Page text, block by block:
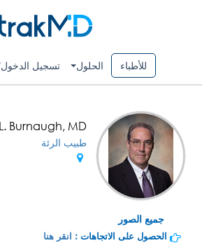
للأطباء الحلول تسجيل
جميع الصور
Burnaugh, MD
طبيب الرئة
الحصول على الاتجاهات : انقر هنا